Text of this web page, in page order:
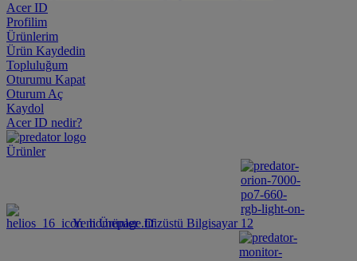
Acer ID
Profilim
Ürünlerim
Ürün Kaydedin
Topluluğum
Oturumu Kapat
Oturum Aç
Kaydol
Acer ID nedir?
Ürünler
Yeni Ürünler Dizüstü Bilgisayar